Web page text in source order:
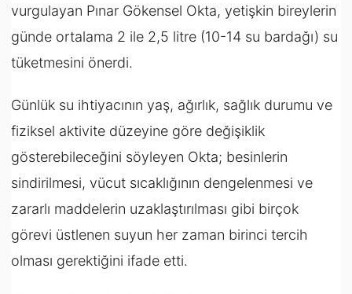
vurgulayan Pınar Gökensel Okta, yetişkin bireylerin
günde ortalama 2 ile 2,5 litre (10-14 su bardağı) su
tüketmesini önerdi.
Günlük su ihtiyacının yaş, ağırlık, sağlık durumu ve
fiziksel aktivite düzeyine göre değişiklik
gösterebileceğini söyleyen Okta; besinlerin
sindirilmesi, vücut sıcaklığının dengelenmesi ve
zararlı maddelerin uzaklaştırılması gibi birçok
görevi üstlenen suyun her zaman birinci tercih
olması gerektiğini ifade etti.